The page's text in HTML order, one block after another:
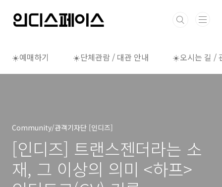
☀️예매하기 ☀️단체관람 / 대관 안내 ☀️오시는 길 /
Community/관객기자단 [인디즈]
[인디즈] 트랜스젠더라는 소
재, 그 이상의 의미 <하프>